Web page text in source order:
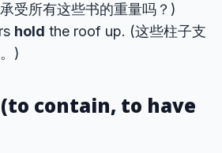
受所有这些书的重量吗？)
hold the roof up. (这些柱子支
)
(to contain, to have